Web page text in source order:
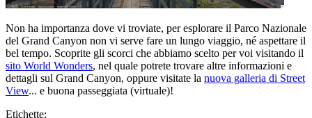
Non ha importanza dove vi troviate, per esplorare il Parco Nazionale
del Grand Canyon non vi serve fare un lungo viaggio, né aspettare il
bel tempo. Scoprite gli scorci che abbiamo scelto per voi visitando il
sito World Wonders, nel quale potrete trovare altre informazioni e
dettagli sul Grand Canyon, oppure visitate la nuova galleria di Street
View... e buona passeggiata (virtuale)!
Etichette: